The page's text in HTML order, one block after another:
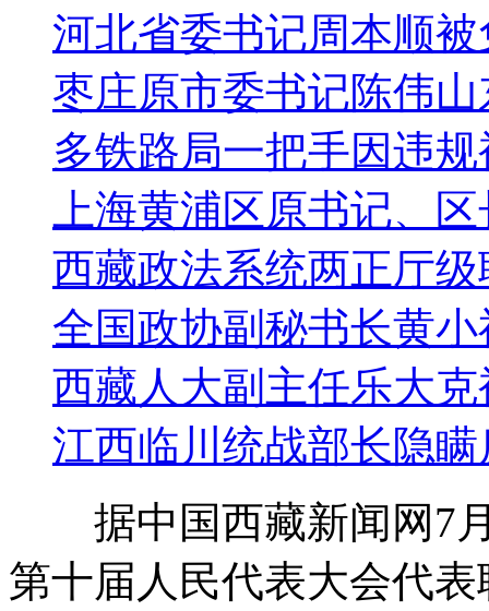
河北省委书记周本顺
枣庄原市委书记陈伟
多铁路局一把手因违
上海黄浦区原书记、
西藏政法系统两正厅
全国政协副秘书长黄
西藏人大副主任乐大
江西临川统战部长隐
据中国西藏新闻网7月
第十届人民代表大会代